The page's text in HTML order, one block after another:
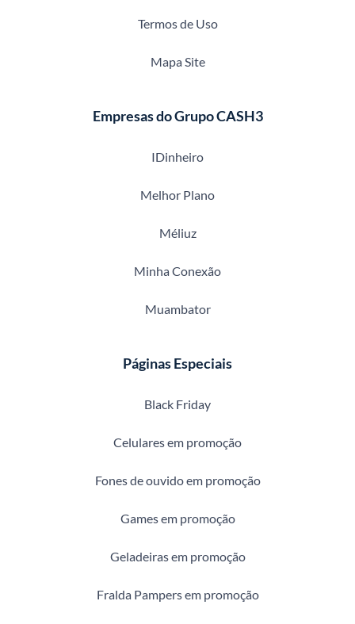
Termos de Uso
Mapa Site
Empresas do Grupo CASH3
IDinheiro
Melhor Plano
Méliuz
Minha Conexão
Muambator
Páginas Especiais
Black Friday
Celulares em promoção
Fones de ouvido em promoção
Games em promoção
Geladeiras em promoção
Fralda Pampers em promoção